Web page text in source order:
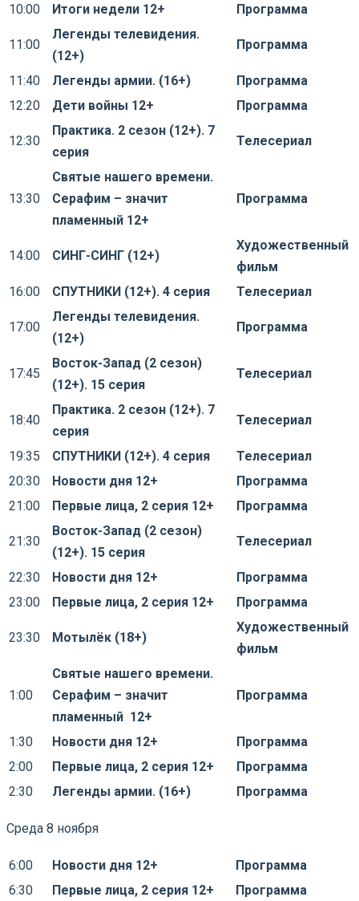
10:00
Итоги недели 12+ Программа
11:00
Легенды телевидения.
(12+)
Программа
11:40 Легенды армии. (16+)
Программа
12:20
Дети войны 12+ Программа
12:30
Практика. 2 сезон (12+). 7
серия
Телесериал
13:30
Святые нашего времени.
Серафим – значит
пламенный 12+
Программа
14:00 СИНГ-СИНГ (12+)
Художественный
фильм
16:00
СПУТНИКИ (12+). 4 серия Телесериал
17:00
Легенды телевидения.
(12+)
Программа
17:45
Восток-Запад (2 сезон)
(12+). 15 серия
Телесериал
18:40
Практика. 2 сезон (12+). 7
серия
Телесериал
19:35 СПУТНИКИ (12+). 4 серия
Телесериал
20:30
Новости дня 12+
Программа
21:00
Первые лица, 2 серия 12+ Программа
21:30
Восток-Запад (2 сезон)
(12+). 15 серия
Телесериал
22:30 Новости дня 12+
Программа
23:00
Первые лица, 2 серия 12+ Программа
23:30 Мотылёк (18+)
Художественный
фильм
1:00
Святые нашего времени.
Серафим – значит
пламенный 12+
Программа
1:30 Новости дня 12+
Программа
2:00
Первые лица, 2 серия 12+
Программа
2:30
Легенды армии. (16+) Программа
Среда 8 ноября
6:00 Новости дня 12+
Программа
6:30
Первые лица, 2 серия 12+ Программа